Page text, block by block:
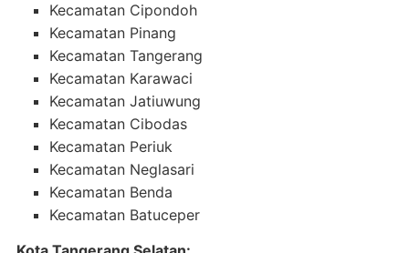
Kecamatan Cipondoh
Kecamatan Pinang
Kecamatan Tangerang
Kecamatan Karawaci
Kecamatan Jatiuwung
Kecamatan Cibodas
Kecamatan Periuk
Kecamatan Neglasari
Kecamatan Benda
Kecamatan Batuceper